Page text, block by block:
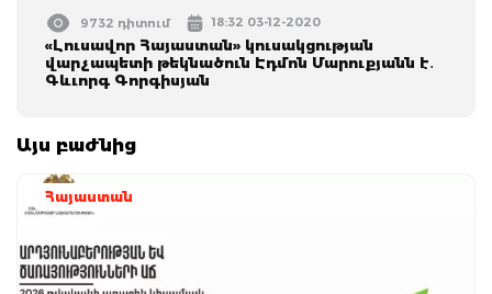
9732 դիտում 18:32 03-12-2020
«Լուսավոր Հայաստան» կուսակցության
վարչապետի թեկնածուն Էդմոն Մարուքյանն է․
Գևւորգ Գորգիսյան
Այս բաժնից
Հայաստան